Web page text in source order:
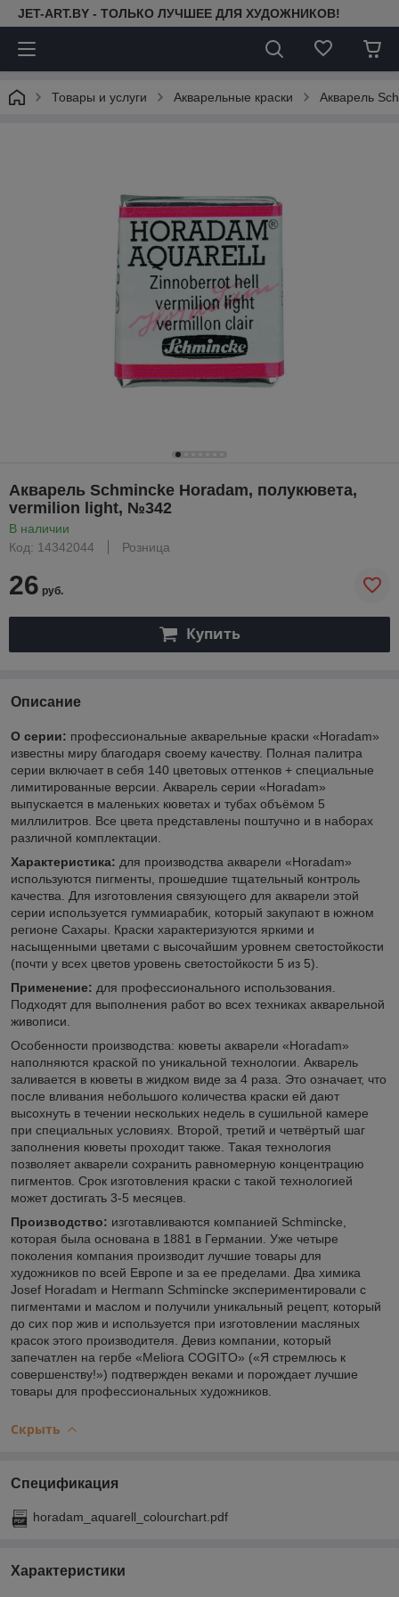
JET-ART.BY - ТОЛЬКО ЛУЧШЕЕ ДЛЯ ХУДОЖНИКОВ!
Товары и услуги Акварельные краски Акварель
Акварель Schmincke Horadam, полукювета,
vermilion light, №342
В наличии
Код: 14342044
Розница
26 руб.
Купить
Описание
О серии: профессиональные акварельные краски «Horadam»
известны миру благодаря своему качеству. Полная палитра
серии включает в себя 140 цветовых оттенков + специальные
лимитированные версии. Акварель серии «Horadam»
выпускается в маленьких кюветах и тубах объёмом 5
миллилитров. Все цвета представлены поштучно и в наборах
различной комплектации.
Характеристика: для производства акварели «Horadam»
используются пигменты, прошедшие тщательный контроль
качества. Для изготовления связующего для акварели этой
серии используется гуммиарабик, который закупают в южном
регионе Сахары. Краски характеризуются яркими и
насыщенными цветами с высочайшим уровнем светостойкости
(почти у всех цветов уровень светостойкости 5 из 5).
Применение: для профессионального использования.
Подходят для выполнения работ во всех техниках акварельной
живописи.
Особенности производства: кюветы акварели «Horadam»
наполняются краской по уникальной технологии. Акварель
заливается в кюветы в жидком виде за 4 раза. Это означает, что
после вливания небольшого количества краски ей дают
высохнуть в течении нескольких недель в сушильной камере
при специальных условиях. Второй, третий и четвёртый шаг
заполнения кюветы проходит также. Такая технология
позволяет акварели сохранить равномерную концентрацию
пигментов. Срок изготовления краски с такой технологией
может достигать 3-5 месяцев.
Производство: изготавливаются компанией Schmincke,
которая была основана в 1881 в Германии. Уже четыре
поколения компания производит лучшие товары для
художников по всей Европе и за ее пределами. Два химика
Josef Horadam и Hermann Schmincke экспериментировали с
пигментами и маслом и получили уникальный рецепт, который
до сих пор жив и используется при изготовлении масляных
красок этого производителя. Девиз компании, который
запечатлен на гербе «Meliora COGITO» («Я стремлюсь к
совершенству!») подтвержден веками и порождает лучшие
товары для профессиональных художников.
Скрыть
Спецификация
horadam_aquarell_colourchart.pdf
Характеристики